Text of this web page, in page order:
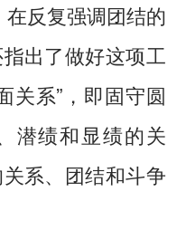
反复强调团结的
出了做好这项工
关系”，即固守圆
潜绩和显绩的关
系、团结和斗争